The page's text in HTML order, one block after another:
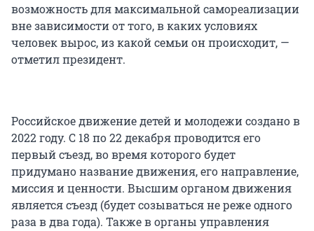
возможность для максимальной самореализации
вне зависимости от того, в каких условиях
человек вырос, из какой семьи он происходит, —
отметил президент.
Российское движение детей и молодежи создано в
2022 году. С 18 по 22 декабря проводится его
первый съезд, во время которого будет
придумано название движения, его направление,
миссия и ценности. Высшим органом движения
является съезд (будет созываться не реже одного
раза в два года). Также в органы управления